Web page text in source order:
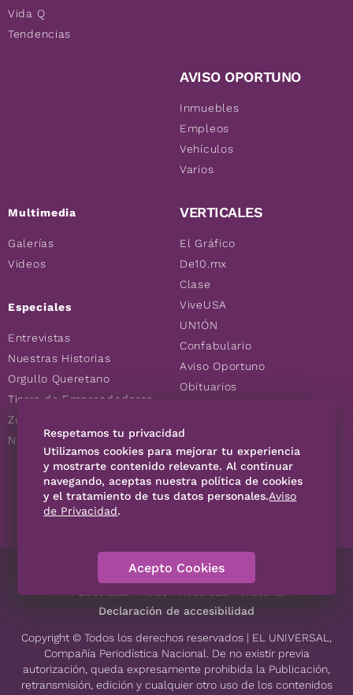
Vida Q
Tendencias
Multimedia
Galerías
Videos
Especiales
Entrevistas
Nuestras Historias
Orgullo Queretano
Tierra de Emprendedores
Zoociales
Nuevos Queretanos
AVISO OPORTUNO
Inmuebles
Empleos
Vehículos
Varios
VERTICALES
El Gráfico
De10.mx
Clase
ViveUSA
UN1ÓN
Confabulario
Aviso Oportuno
Obituarios
Consultas
SÍGUENOS
Contáctanos Código de Ética
Declaración de accesibilidad
Copyright © Todos los derechos reservados | EL UNIVERSAL,
Compañía Periodística Nacional. De no existir previa
autorización, queda expresamente prohibida la Publicación,
retransmisión, edición y cualquier otro uso de los contenidos
Respetamos tu privacidad
Utilizamos cookies para mejorar tu experiencia
y mostrarte contenido relevante. Al continuar
navegando, aceptas nuestra política de cookies
y el tratamiento de tus datos personales.Aviso
de Privacidad.
Acepto Cookies